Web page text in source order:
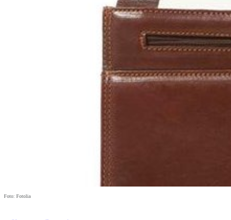
Foto: Fotolia